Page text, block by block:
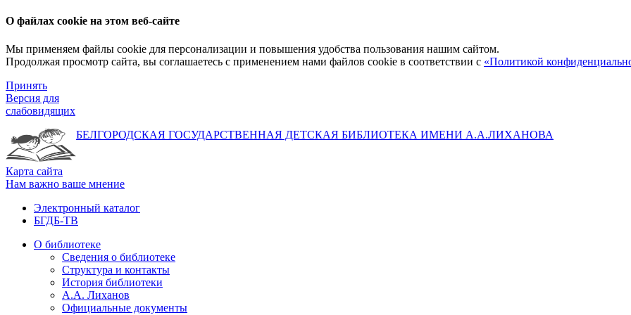
О файлах cookie на этом веб-сайте
Мы применяем файлы cookie для персонализации и повышения удобства пользования нашим сайтом.
Продолжая просмотр сайта, вы соглашаетесь с применением нами файлов cookie в соответствии с «Политикой
Принять
Версия для
слабовидящих
БЕЛГОРОДСКАЯ ГОСУДАРСТВЕННАЯ ДЕТСКАЯ БИБЛИОТЕКА ИМЕНИ А.А.ЛИХАНОВА
Карта сайта
Нам важно ваше мнение
Электронный каталог
БГДБ-ТВ
О библиотеке
Сведения о библиотеке
Структура и контакты
История библиотеки
А.А. Лиханов
Официальные документы